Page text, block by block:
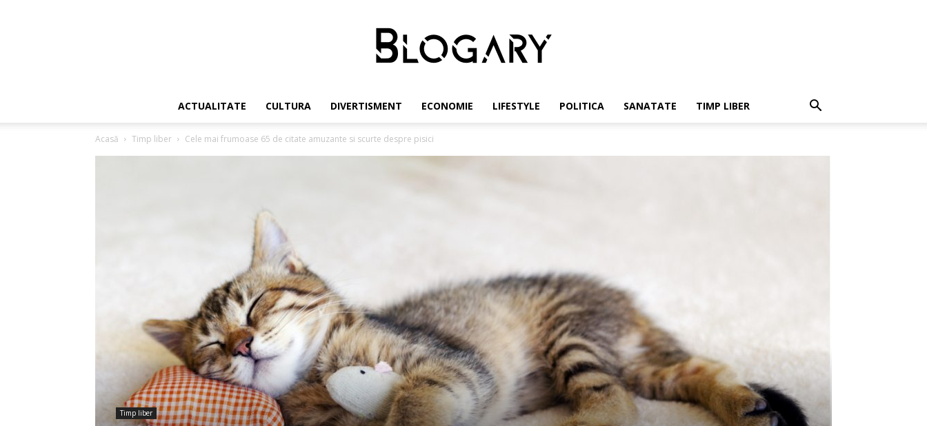
Blogary
ACTUALITATE CULTURA DIVERTISMENT ECONOMIE LIFESTYLE POLITICA SANATATE TIMP LIBER
Acasă Timp liber Cele mai frumoase 65 de citate amuzante si scurte despre pisici
Timp liber